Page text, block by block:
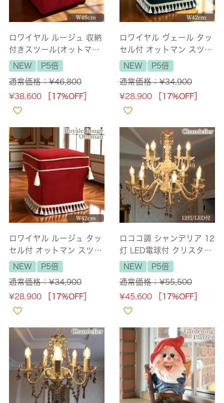
ロワイヤル ルージュ 収納
付きスツール(オットマン)
ベルベット レッド 幅46c
m 【送料無料】
NEW
P5倍
通常価格：¥46,800
¥38,600 ［17%OFF］
ロワイヤル ヴェール タッ
セル付 オットマン スツー
ル ベルベット グリーン 幅
42cm 【送料無料】
NEW
P5倍
通常価格：¥34,900
¥28,900 ［17%OFF］
ロワイヤル ルージュ タッ
セル付 オットマン スツー
ル ベルベット レッド 幅4
2cm 【送料無料】
NEW
P5倍
通常価格：¥34,900
¥28,900 ［17%OFF］
ロココ調 シャンデリア 12
灯 LED電球付 クリスタル
調 照明 幅65cm 【送料無
料】 [Y]
NEW
P5倍
通常価格：¥55,500
¥45,600 ［17%OFF］